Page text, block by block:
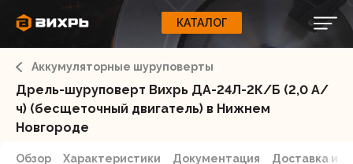
КАТАЛОГ
КАТАЛОГ
Регистрация
О бренде
Свернуть
ЭЛЕКТРОИНСТРУМЕНТЫ
ИНСТРУМЕНТ
Аккумуляторные шуруповерты
Дрель-шуруповерт Вихрь ДА-24Л-2К/Б (2,0 А/
ч) (бесщеточный двигатель) в Нижнем
Новгороде
Обзор Характеристики Документация Доставка и
ВАШ ЗАКАЗ
Корзина